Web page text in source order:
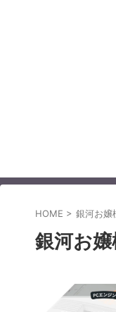
HOME > 銀河お嬢
銀河お